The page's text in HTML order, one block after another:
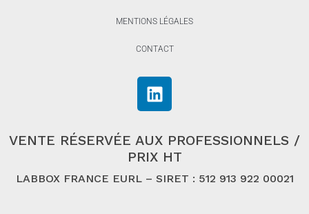
MENTIONS LÉGALES
CONTACT
VENTE RÉSERVÉE AUX PROFESSIONNELS /
PRIX HT
LABBOX FRANCE EURL – SIRET : 512 913 922 00021